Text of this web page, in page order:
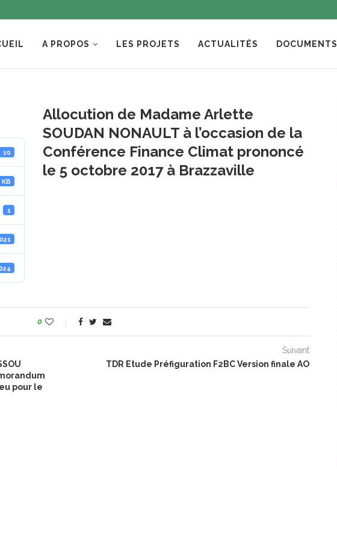
A PROPOS LES PROJETS ACTUALITÉS DOCUMENTS
10
KB
1
Allocution de Madame Arlette
SOUDAN NONAULT à l’occasion de la
Conférence Finance Climat prononcé
le 5 octobre 2017 à Brazzaville
0
pour le
Suivant
TDR Etude Préfiguration F2BC Version finale AO